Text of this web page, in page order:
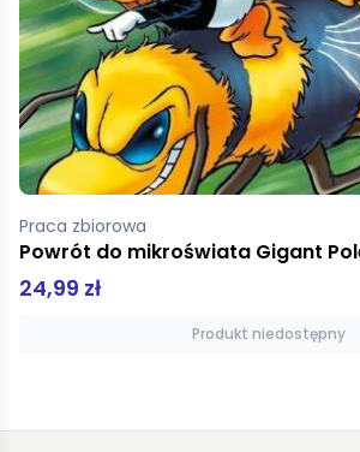
Tkaczyk Witold
Bitwa o Ławicę
9,90 zł
Produkt niedostępny